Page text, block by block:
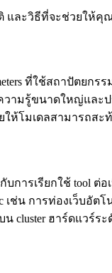
และวิธีที่จะช่วยให้
ที่ใช้สถาปัตยกร
จุความรู้ขนาดใหญ่
ห้โมเดลสามารถ
การเรียกใช้ tool
เช่น การท่องเว็บอั
cluster ฮาร์ดแวร์ระ